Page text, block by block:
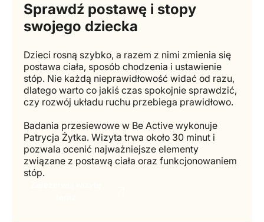
Sprawdź postawę i stopy
swojego dziecka
Dzieci rosną szybko, a razem z nimi zmienia się
postawa ciała, sposób chodzenia i ustawienie
stóp. Nie każdą nieprawidłowość widać od razu,
dlatego warto co jakiś czas spokojnie sprawdzić,
czy rozwój układu ruchu przebiega prawidłowo.
Badania przesiewowe w Be Active wykonuje
Patrycja Żytka. Wizyta trwa około 30 minut i
pozwala ocenić najważniejsze elementy
związane z postawą ciała oraz funkcjonowaniem
stóp.